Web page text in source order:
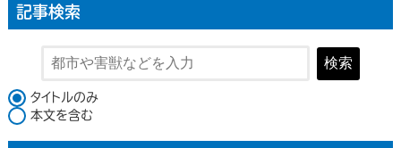
記事検索
検索
検索対象
タイトルのみ
本文を含む